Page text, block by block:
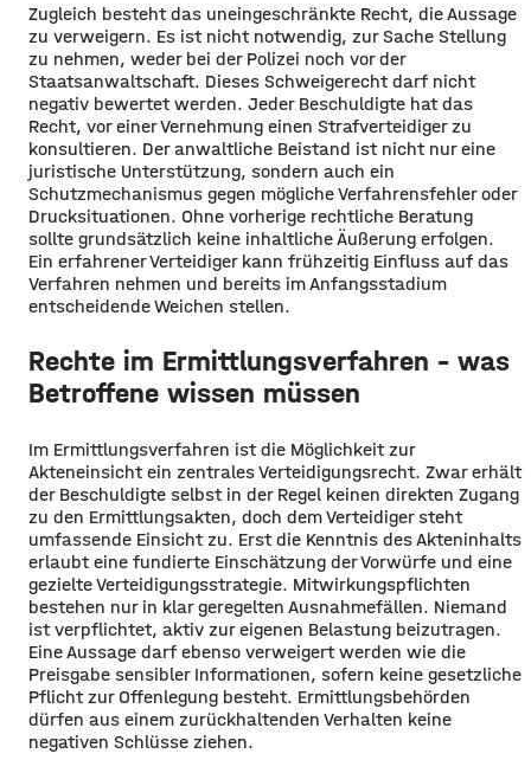
Zugleich besteht das uneingeschränkte Recht, die Aussage
zu verweigern. Es ist nicht notwendig, zur Sache Stellung
zu nehmen, weder bei der Polizei noch vor der
Staatsanwaltschaft. Dieses Schweigerecht darf nicht
negativ bewertet werden. Jeder Beschuldigte hat das
Recht, vor einer Vernehmung einen Strafverteidiger zu
konsultieren. Der anwaltliche Beistand ist nicht nur eine
juristische Unterstützung, sondern auch ein
Schutzmechanismus gegen mögliche Verfahrensfehler oder
Drucksituationen. Ohne vorherige rechtliche Beratung
sollte grundsätzlich keine inhaltliche Äußerung erfolgen.
Ein erfahrener Verteidiger kann frühzeitig Einfluss auf das
Verfahren nehmen und bereits im Anfangsstadium
entscheidende Weichen stellen.
Rechte im Ermittlungsverfahren – was
Betroffene wissen müssen
Im Ermittlungsverfahren ist die Möglichkeit zur
Akteneinsicht ein zentrales Verteidigungsrecht. Zwar erhält
der Beschuldigte selbst in der Regel keinen direkten Zugang
zu den Ermittlungsakten, doch dem Verteidiger steht
umfassende Einsicht zu. Erst die Kenntnis des Akteninhalts
erlaubt eine fundierte Einschätzung der Vorwürfe und eine
gezielte Verteidigungsstrategie. Mitwirkungspflichten
bestehen nur in klar geregelten Ausnahmefällen. Niemand
ist verpflichtet, aktiv zur eigenen Belastung beizutragen.
Eine Aussage darf ebenso verweigert werden wie die
Preisgabe sensibler Informationen, sofern keine gesetzliche
Pflicht zur Offenlegung besteht. Ermittlungsbehörden
dürfen aus einem zurückhaltenden Verhalten keine
negativen Schlüsse ziehen.